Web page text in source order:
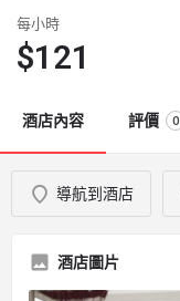
每小時
$121
酒店內容 評價 0
導航到酒店
酒店圖片